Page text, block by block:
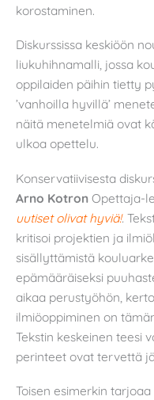
korostaminen.
Diskurssissa keskiöön
liukuhihnamalli, jossa
oppilaiden päihin tietty
’vanhoilla hyvillä’
näitä menetelmiä ovat
ulkoa opettelu.
Konservatiivisesta
Arno Kotron Opettaja-
uutiset olivat hyviä!.
kritisoi projektien ja
sisällyttämistä
epämääräiseksi
aikaa perustyöhön,
ilmiöoppiminen on
Tekstin keskeinen teesi
perinteet ovat tervettä
Toisen esimerkin